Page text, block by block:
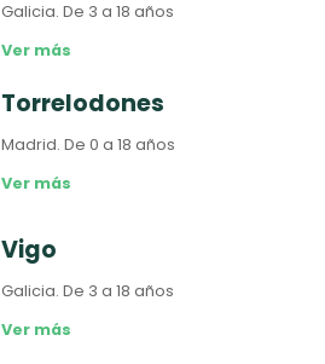
Galicia.De 3 a 18 años
Ver más
Torrelodones
Madrid.De 0 a 18 años
Ver más
Vigo
Galicia.De 3 a 18 años
Ver más